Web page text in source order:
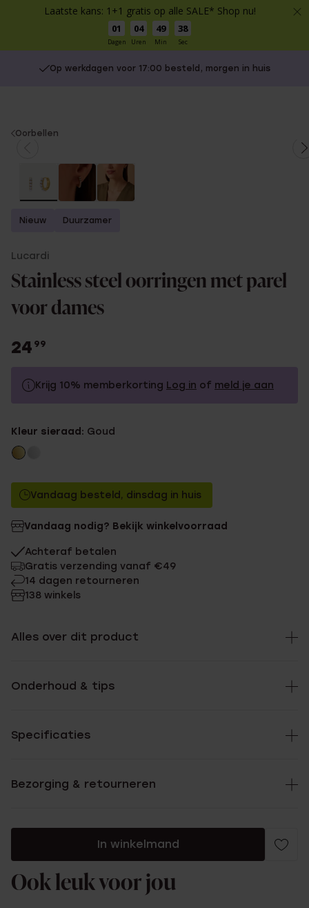
Laatste kans: 1+1 gratis op alle SALE* Shop nu!
01
Dagen
04
Uren
49
Min
38
Sec
Op werkdagen voor 17:00 besteld, morgen in huis
You
Oorbellen
Nieuw Duurzamer
Lucardi
Stainless steel oorringen met parel
voor dames
24 99
Krijg 10% memberkorting Log in of meld je aan
Zonder memberkorting
Kleur sieraad: Goud
Vandaag besteld, dinsdag in huis
Vandaag nodig? Bekijk winkelvoorraad
Achteraf betalen
Gratis verzending vanaf €49
14 dagen retourneren
138 winkels
Alles over dit product
Onderhoud & tips
Specificaties
Bezorging & retourneren
In winkelmand
Ook leuk voor jou